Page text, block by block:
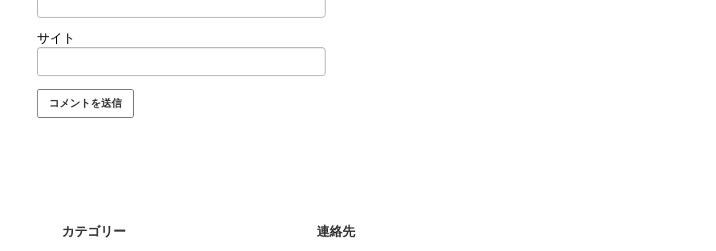
サイト
カテゴリー 連絡先